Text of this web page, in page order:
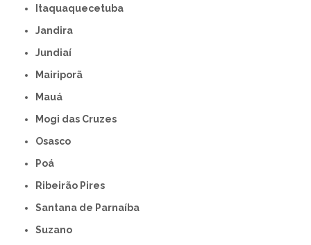
Itaquaquecetuba
Jandira
Jundiaí
Mairiporã
Mauá
Mogi das Cruzes
Osasco
Poá
Ribeirão Pires
Santana de Parnaíba
Suzano